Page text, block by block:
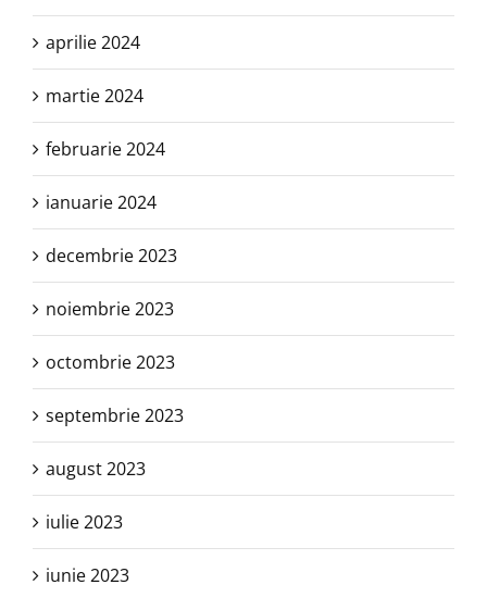
aprilie 2024
martie 2024
februarie 2024
ianuarie 2024
decembrie 2023
noiembrie 2023
octombrie 2023
septembrie 2023
august 2023
iulie 2023
iunie 2023